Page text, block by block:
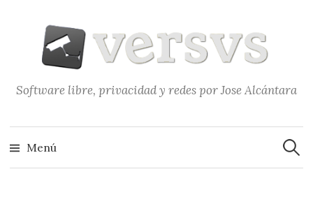
contenido
Software libre, privacidad y redes por Jose Alcántara
Menú